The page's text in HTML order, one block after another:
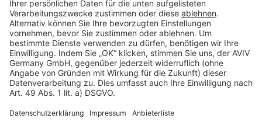
Rechtliches
AGB-Übersicht
Datenschutz
Impressum